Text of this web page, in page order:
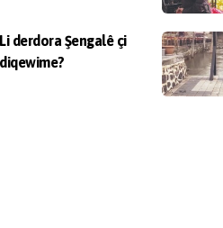
Li derdora Şengalê çi
diqewime?